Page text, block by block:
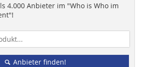
4.000 Anbieter im "Who is Who im
Anbieter finden!